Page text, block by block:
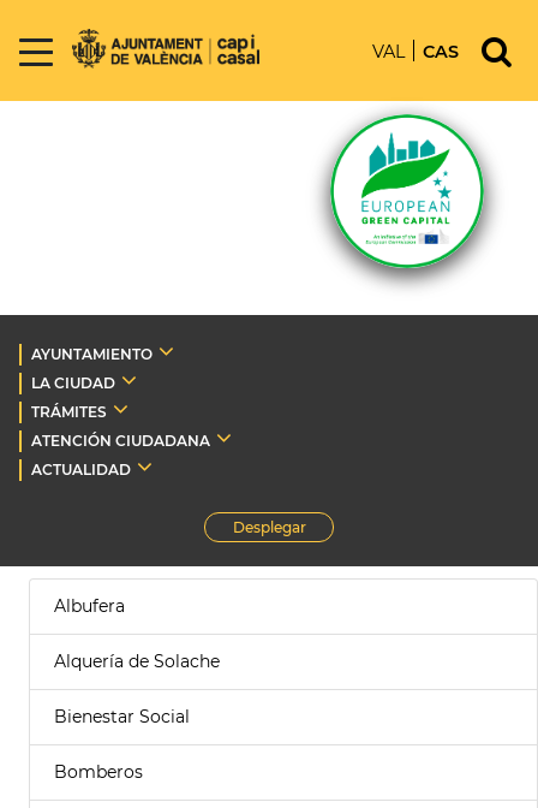
VAL CAS
AYUNTAMIENTO
LA CIUDAD
TRÁMITES
ATENCIÓN CIUDADANA
ACTUALIDAD
Desplegar
Albufera
Alquería de Solache
Bienestar Social
Bomberos